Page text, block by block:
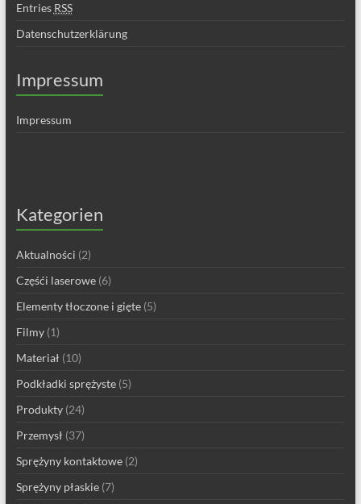
Entries RSS
Datenschutzerklärung
Impressum
Impressum
Kategorien
Aktualności (2)
Częśći laserowe(6)
Elementy tłoczone i gięte(5)
Filmy(1)
Materiał (10)
Podkładki sprężyste(5)
Produkty(24)
Przemysł (37)
Sprężyny kontaktowe(2)
Sprężyny płaskie(7)